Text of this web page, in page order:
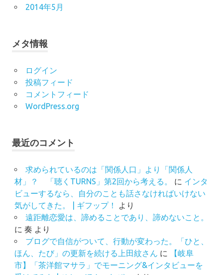
2014年5月
メタ情報
ログイン
投稿フィード
コメントフィード
WordPress.org
最近のコメント
求められているのは「関係人口」より「関係人
材」？ 「聴くTURNS」第2回から考える。
に インタ
ビューするなら、自分のことも話さなければいけない
気がしてきた。 | ギフップ！
より
遠距離恋愛は、諦めることであり、諦めないこと。
に 奏 より
ブログで自信がついて、行動が変わった。「ひと、
ほん、たび」の更新を続ける上田紋さん に
【岐阜
市】「茶洋館マサラ」でモーニング&インタビューを